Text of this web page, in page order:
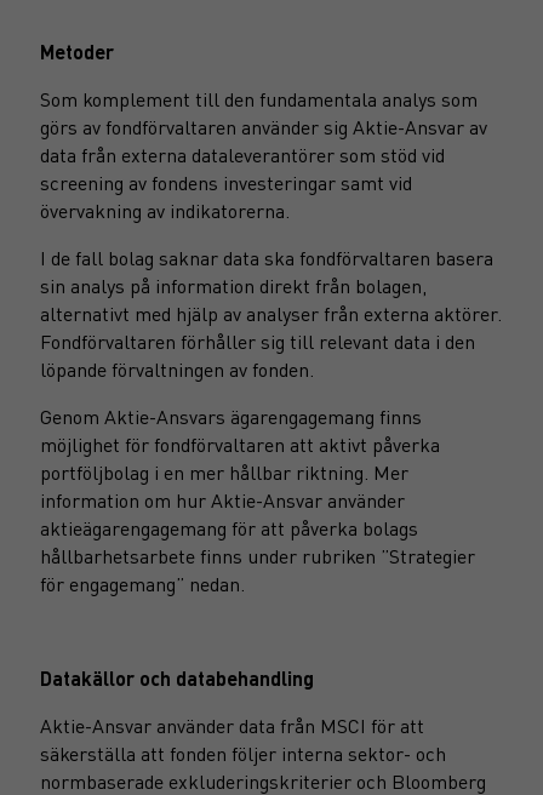
Metoder
Som komplement till den fundamentala analys som
görs av fondförvaltaren använder sig Aktie-Ansvar av
data från externa dataleverantörer som stöd vid
screening av fondens investeringar samt vid
övervakning av indikatorerna.
I de fall bolag saknar data ska fondförvaltaren basera
sin analys på information direkt från bolagen,
alternativt med hjälp av analyser från externa aktörer.
Fondförvaltaren förhåller sig till relevant data i den
löpande förvaltningen av fonden.
Genom Aktie-Ansvars ägarengagemang finns
möjlighet för fondförvaltaren att aktivt påverka
portföljbolag i en mer hållbar riktning. Mer
information om hur Aktie-Ansvar använder
aktieägarengagemang för att påverka bolags
hållbarhetsarbete finns under rubriken ”Strategier
för engagemang” nedan.
Datakällor och databehandling
Aktie-Ansvar använder data från MSCI för att
säkerställa att fonden följer interna sektor- och
normbaserade exkluderingskriterier och Bloomberg